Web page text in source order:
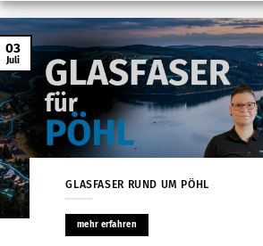
GLASFASER RUND UM PÖHL
mehr erfahren
03
Juli